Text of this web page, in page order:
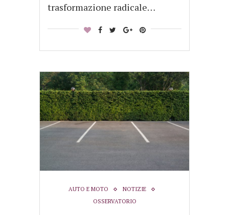
trasformazione radicale…
AUTO E MOTO
NOTIZIE
OSSERVATORIO